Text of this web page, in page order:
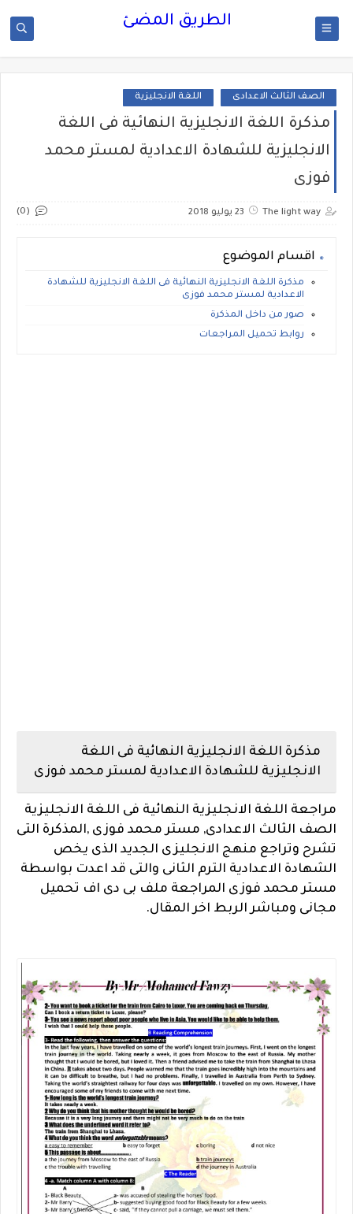
الطريق المضئ
الصف الثالث الاعدادى اللغة الانجليزية
مذكرة اللغة الانجليزية النهائية فى اللغة
الانجليزية للشهادة الاعدادية لمستر محمد
فوزى
The light way 23 يوليو 2018 (0)
اقسام الموضوع
مذكرة اللغة الانجليزية النهائية فى اللغة الانجليزية للشهادة
الاعدادية لمستر محمد فوزى
صور من داخل المذكرة
روابط تحميل المراجعات
مذكرة اللغة الانجليزية النهائية فى اللغة
الانجليزية للشهادة الاعدادية لمستر محمد فوزى
مراجعة اللغة الانجليزية النهائية فى اللغة الانجليزية
الصف الثالث الاعدادى, مستر محمد فوزى ,المذكرة التى
تشرح وتراجع منهج الانجليزى الجديد الذى يخص
الشهادة الاعدادية الترم الثانى والتى قد اعدت بواسطة
مستر محمد فوزى المراجعة ملف بى دى اف تحميل
مجانى ومباشر الربط اخر المقال.